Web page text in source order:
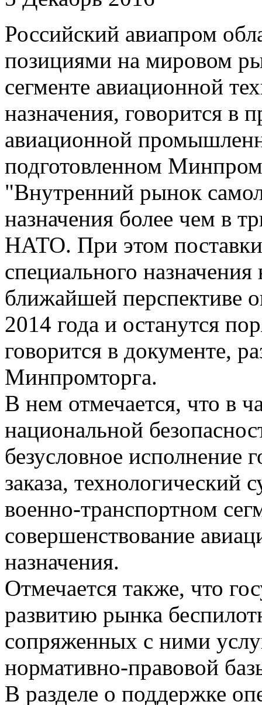
Российский авиапром
позициями на мировом
сегменте авиационной
назначения, говорится в
авиационной
подготовленном
"Внутренний рынок
назначения более чем в
НАТО. При этом поставки
специального
ближайшей перспективе
2014 года и останутся
говорится в документе,
Минпромторга.
В нем отмечается, что в
национальной
безусловное исполнение
заказа, технологический
военно-транспортном
совершенствование
назначения.
Отмечается также, что
развитию рынка
сопряженных с ними
нормативно-правовой
В разделе о поддержке